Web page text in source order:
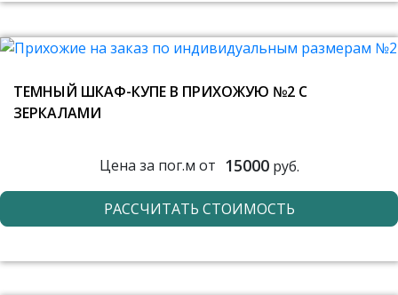
ТЕМНЫЙ ШКАФ-КУПЕ В ПРИХОЖУЮ №2 С
ЗЕРКАЛАМИ
Цена за пог.м от 15000руб.
РАССЧИТАТЬ СТОИМОСТЬ